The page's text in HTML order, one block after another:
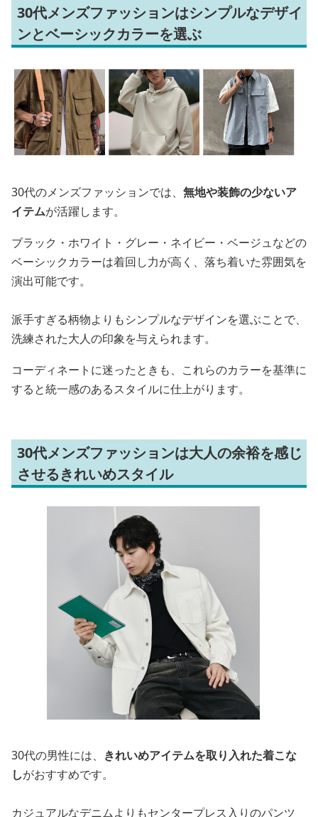
30代メンズファッションはシンプルなデザイ
ンとベーシックカラーを選ぶ
30代のメンズファッションでは、 無地や装飾の少ないア
イテムが活躍します。
ブラック・ホワイト・グレー・ネイビー・ベージュなどの
ベーシックカラーは着回し力が高く、落ち着いた雰囲気を
演出可能です。
派手すぎる柄物よりもシンプルなデザインを選ぶことで、
洗練された大人の印象を与えられます。
コーディネートに迷ったときも、これらのカラーを基準に
すると統一感のあるスタイルに仕上がります。
30代メンズファッションは大人の余裕を感じ
させるきれいめスタイル
30代の男性には、 きれいめアイテムを取り入れた着こな
しがおすすめです。
カジュアルなデニムよりもセンタープレス入りのパンツ